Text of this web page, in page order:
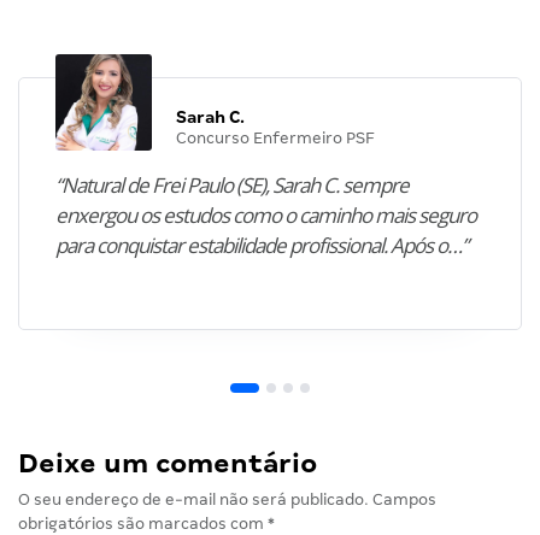
Sarah C.
Concurso Enfermeiro PSF
“Natural de Frei Paulo (SE), Sarah C. sempre
enxergou os estudos como o caminho mais seguro
para conquistar estabilidade profissional. Após o…”
Deixe um comentário
O seu endereço de e-mail não será publicado. Campos
obrigatórios são marcados com *